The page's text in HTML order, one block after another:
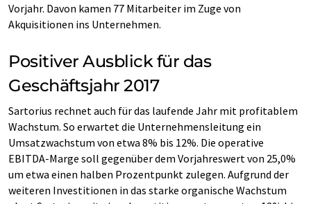
Vorjahr. Davon kamen 77 Mitarbeiter im Zuge von
Akquisitionen ins Unternehmen.
Positiver Ausblick für das
Geschäftsjahr 2017
Sartorius rechnet auch für das laufende Jahr mit profitablem
Wachstum. So erwartet die Unternehmensleitung ein
Umsatzwachstum von etwa 8% bis 12%. Die operative
EBITDA-Marge soll gegenüber dem Vorjahreswert von 25,0%
um etwa einen halben Prozentpunkt zulegen. Aufgrund der
weiteren Investitionen in das starke organische Wachstum